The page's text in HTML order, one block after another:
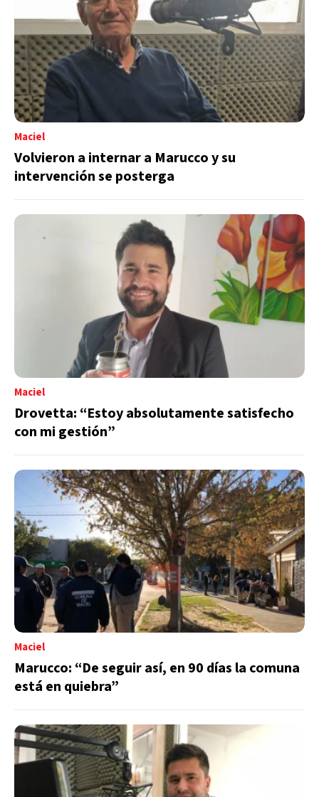
Maciel
Volvieron a internar a Marucco y su
intervención se posterga
Maciel
Drovetta: “Estoy absolutamente satisfecho
con mi gestión”
Maciel
Marucco: “De seguir así, en 90 días la comuna
está en quiebra”